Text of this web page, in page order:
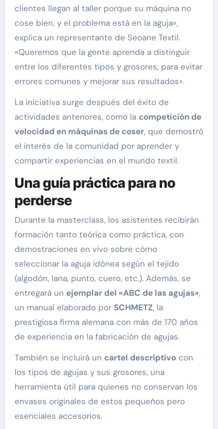
clientes llegan al taller porque su máquina no
cose bien, y el problema está en la aguja»,
explica un representante de Seoane Textil.
«Queremos que la gente aprenda a distinguir
entre los diferentes tipos y grosores, para evitar
errores comunes y mejorar sus resultados».
La iniciativa surge después del éxito de
actividades anteriores, como la competición de
velocidad en máquinas de coser, que demostró
el interés de la comunidad por aprender y
compartir experiencias en el mundo textil.
Una guía práctica para no
perderse
Durante la masterclass, los asistentes recibirán
formación tanto teórica como práctica, con
demostraciones en vivo sobre cómo
seleccionar la aguja idónea según el tejido
(algodón, lana, punto, cuero, etc.). Además, se
entregará un ejemplar del «ABC de las agujas»,
un manual elaborado por SCHMETZ, la
prestigiosa firma alemana con más de 170 años
de experiencia en la fabricación de agujas.
También se incluirá un cartel descriptivocon
los tipos de agujas y sus grosores, una
herramienta útil para quienes no conservan los
envases originales de estos pequeños pero
esenciales accesorios.